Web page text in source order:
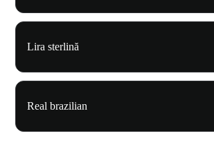
Lira sterlină
Real brazilian